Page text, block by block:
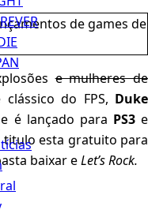
e mulheres de
do FPS, Duke
é lançado para PS3e
titulo esta gratuito para
baixar eLet’s Rock.